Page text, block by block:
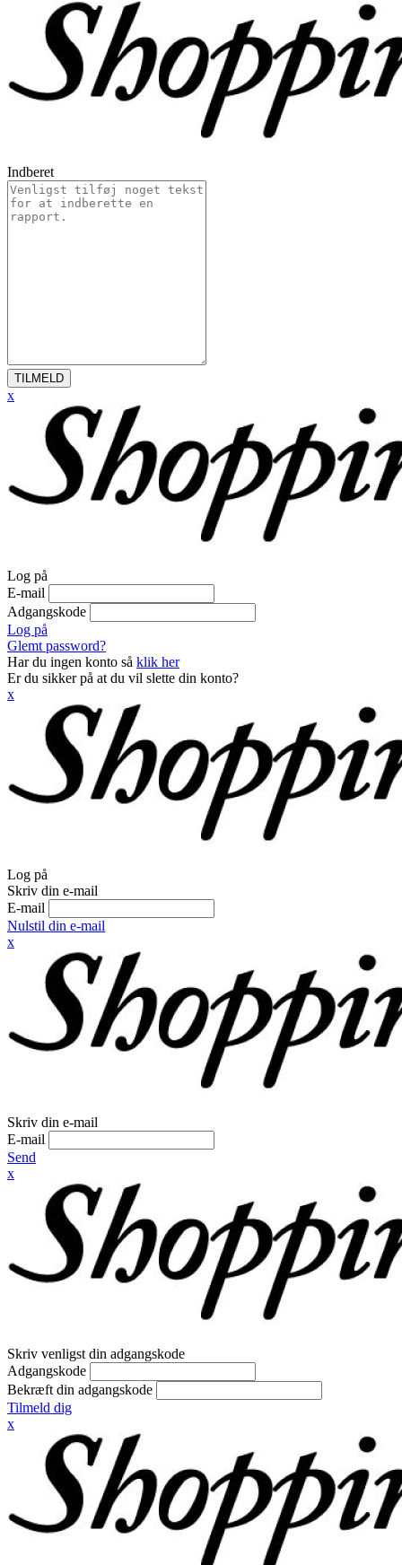
Indberet
TILMELD
x
Log på
E-mail
Adgangskode
Log på
Glemt password?
Har du ingen konto så klik her
Er du sikker på at du vil slette din konto?
x
Log på
Skriv din e-mail
E-mail
Nulstil din e-mail
x
Skriv din e-mail
E-mail
Send
x
Skriv venligst din adgangskode
Adgangskode
Bekræft din adgangskode
Tilmeld dig
x